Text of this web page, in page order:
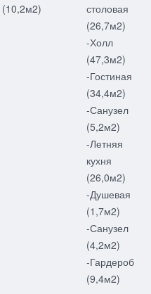
(10,2м2)
столовая
(26,7м2)
-Холл
(47,3м2)
-Гостиная
(34,4м2)
-Санузел
(5,2м2)
-Летняя
кухня
(26,0м2)
-Душевая
(1,7м2)
-Санузел
(4,2м2)
-Гардероб
(9,4м2)